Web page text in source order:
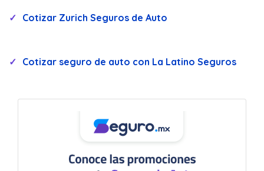
Cotizar Zurich Seguros de Auto
Cotizar seguro de auto con La Latino Seguros